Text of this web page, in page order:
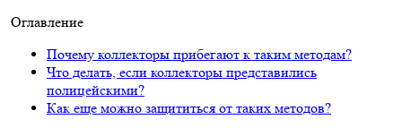
Оглавление
Почему коллекторы прибегают к таким методам?
Что делать, если коллекторы представились
полицейскими?
Как еще можно защититься от таких методов?